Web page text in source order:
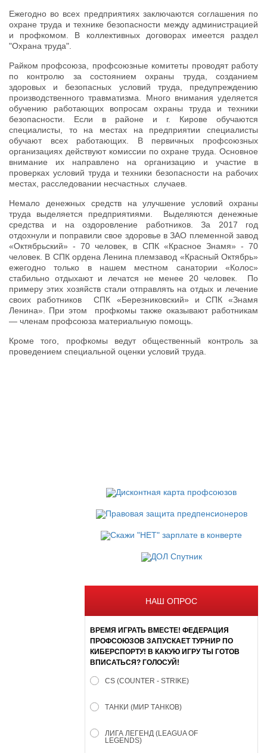
Ежегодно во всех предприятиях заключаются соглашения по
охране труда и технике безопасности между администрацией
и профкомом. В коллективных договорах имеется раздел
"Охрана труда".
Райком профсоюза, профсоюзные комитеты проводят работу
по контролю за состоянием охраны труда, созданием
здоровых и безопасных условий труда, предупреждению
производственного травматизма. Много внимания уделяется
обучению работающих вопросам охраны труда и техники
безопасности. Если в районе и г. Кирове обучаются
специалисты, то на местах на предприятии специалисты
обучают всех работающих. В первичных профсоюзных
организациях действуют комиссии по охране труда. Основное
внимание их направлено на организацию и участие в
проверках условий труда и техники безопасности на рабочих
местах, расследовании несчастных случаев.
Немало денежных средств на улучшение условий охраны
труда выделяется предприятиями. Выделяются денежные
средства и на оздоровление работников. За 2017 год
отдохнули и поправили свое здоровье в ЗАО племенной завод
«Октябрьский» - 70 человек, в СПК «Красное Знамя» - 70
человек. В СПК ордена Ленина племзавод «Красный Октябрь»
ежегодно только в нашем местном санатории «Колос»
стабильно отдыхают и лечатся не менее 20 человек. По
примеру этих хозяйств стали отправлять на отдых и лечение
своих работников СПК «Березниковский» и СПК «Знамя
Ленина». При этом профкомы также оказывают работникам
— членам профсоюза материальную помощь.
Кроме того, профкомы ведут общественный контроль за
проведением специальной оценки условий труда.
НАШ ОПРОС
ВРЕМЯ ИГРАТЬ ВМЕСТЕ! ФЕДЕРАЦИЯ
ПРОФСОЮЗОВ ЗАПУСКАЕТ ТУРНИР ПО
КИБЕРСПОРТУ! В КАКУЮ ИГРУ ТЫ ГОТОВ
ВПИСАТЬСЯ? ГОЛОСУЙ!
CS (COUNTER - STRIKE)
ТАНКИ (МИР ТАНКОВ)
ЛИГА ЛЕГЕНД (LEAGUA OF
LEGENDS)